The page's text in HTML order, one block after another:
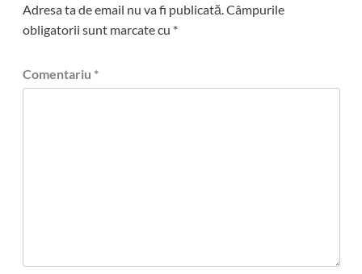
Adresa ta de email nu va fi publicată.Câmpurile
obligatorii sunt marcate cu *
Comentariu *